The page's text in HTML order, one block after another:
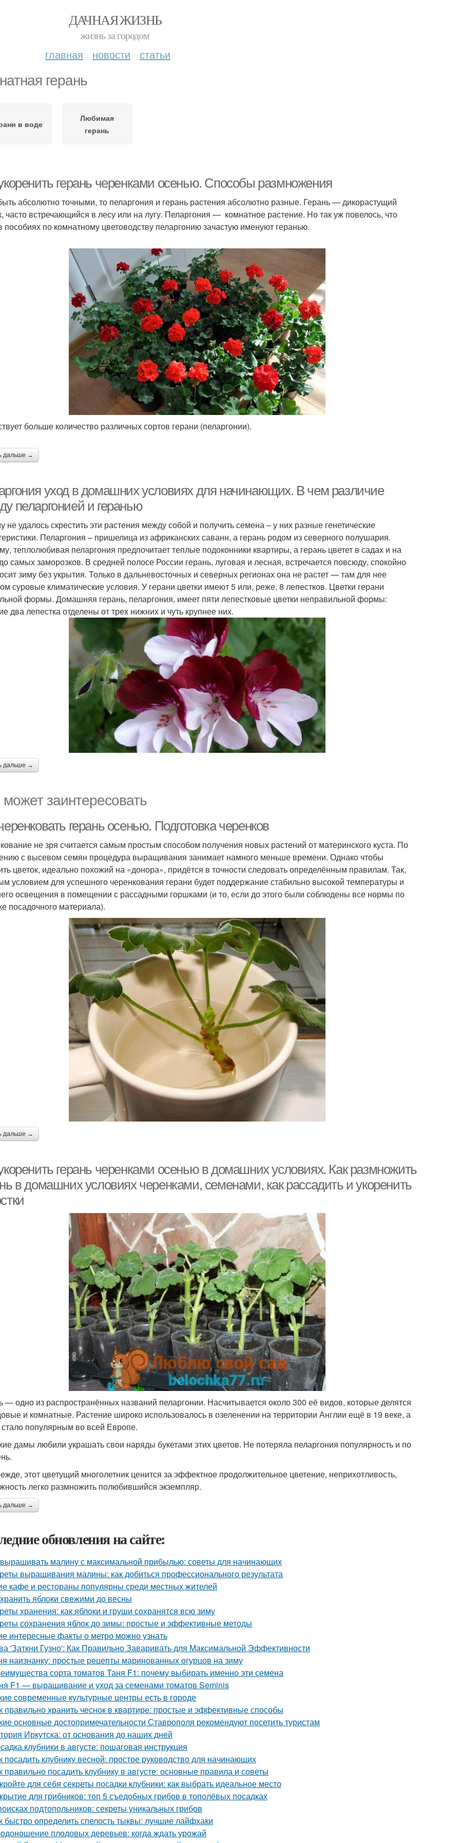
ДАЧНАЯ ЖИЗНЬ
жизнь за городом
главная новости статьи
герань
в воде
Любимая
герань
герань черенками осенью. Способы размножения
абсолютно точными, то пеларгония и герань растения абсолютно разные. Герань — дикорастущий
часто встречающийся в лесу или на лугу. Пеларгония — комнатное растение. Но так уж повелось, что
пособиях по комнатному цветоводству пеларгонию зачастую именуют геранью.
больше количество различных сортов герани (пеларгонии).
дальше →
уход в домашних условиях для начинающих. В чем различие
пеларгонией и геранью
не удалось скрестить эти растения между собой и получить семена – у них разные генетические
Пеларгония – пришелица из африканских саванн, а герань родом из северного полушария.
теплолюбивая пеларгония предпочитает теплые подоконники квартиры, а герань цветет в садах и на
самых заморозков. В средней полосе России герань, луговая и лесная, встречается повсюду, спокойно
зиму без укрытия. Только в дальневосточных и северных регионах она не растет — там для нее
суровые климатические условия. У герани цветки имеют 5 или, реже, 8 лепестков. Цветки герани
формы. Домашняя герань, пеларгония, имеет пяти лепестковые цветки неправильной формы:
два лепестка отделены от трех нижних и чуть крупнее них.
дальше →
заинтересовать
герань осенью. Подготовка черенков
не зря считается самым простым способом получения новых растений от материнского куста. По
с высевом семян процедура выращивания занимает намного меньше времени. Однако чтобы
цветок, идеально похожий на «донора», придётся в точности следовать определённым правилам. Так,
условием для успешного черенкования герани будет поддержание стабильно высокой температуры и
освещения в помещении с рассадными горшками (и то, если до этого были соблюдены все нормы по
посадочного материала).
дальше →
герань черенками осенью в домашних условиях. Как размножить
в домашних условиях черенками, семенами, как рассадить и укоренить
— одно из распространённых названий пеларгонии. Насчитывается около 300 её видов, которые делятся
и комнатные. Растение широко использовалось в озеленении на территории Англии ещё в 19 веке, а
популярным во всей Европе.
дамы любили украшать свои наряды букетами этих цветов. Не потеряла пеларгония популярность и по
этот цветущий многолетник ценится за эффектное продолжительное цветение, неприхотливость,
легко размножить полюбившийся экземпляр.
дальше →
обновления на сайте:
малину с максимальной прибылью: советы для начинающих
выращивания малины: как добиться профессионального результата
кафе и рестораны популярны среди местных жителей
яблоки свежими до весны
хранения: как яблоки и груши сохранятся всю зиму
сохранения яблок до зимы: простые и эффективные методы
интересные факты о метро можно узнать
'Заткни Гузно': Как Правильно Заваривать для Максимальной Эффективности
наизнанку: простые рецепты маринованных огурцов на зиму
сорта томатов Таня F1: почему выбирать именно эти семена
F1 — выращивание и уход за семенами томатов Seminis
современные культурные центры есть в городе
правильно хранить чеснок в квартире: простые и эффективные способы
основные достопримечательности Ставрополя рекомендуют посетить туристам
Иркутска: от основания до наших дней
клубники в августе: пошаговая инструкция
посадить клубнику весной: простое руководство для начинающих
правильно посадить клубнику в августе: основные правила и советы
для себя секреты посадки клубники: как выбрать идеальное место
для грибников: топ 5 съедобных грибов в тополёвых посадках
подтопольников: секреты уникальных грибов
быстро определить спелость тыквы: лучшие лайфхаки
плодовых деревьев: когда ждать урожай